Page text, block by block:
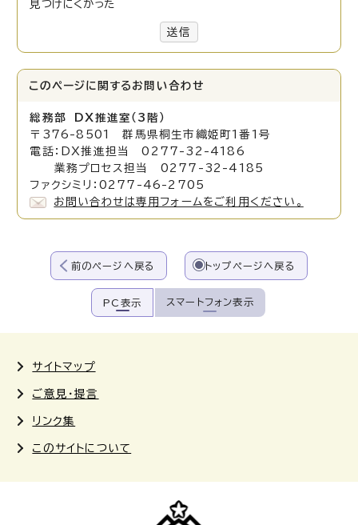
見つけにくかった
送信
このページに関する お問い合わせ
総務部 DX推進室（3階）
〒376-8501 群馬県桐生市織姫町1番1号
電話：DX推進担当 0277-32-4186
業務プロセス担当 0277-32-4185
ファクシミリ：0277-46-2705
お問い合わせは専用フォームをご利用ください。
前のページへ戻る トップページへ戻る
PC表示 スマートフォン表示
サイトマップ
ご意見・提言
リンク集
このサイトについて